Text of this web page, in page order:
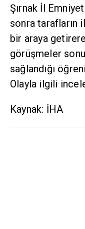
Şırnak İl
sonra tarafların
bir araya
görüşmeler
sağlandığı
Olayla ilgili
Kaynak: İHA